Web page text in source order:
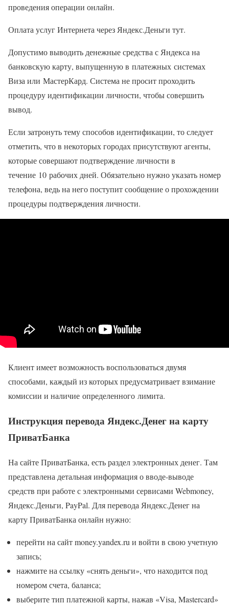
проведения операции онлайн.
Оплата услуг Интернета через Яндекс.Деньги тут.
Допустимо выводить денежные средства с Яндекса на
банковскую карту, выпущенную в платежных системах
Виза или МастерКард. Система не просит проходить
процедуру идентификации личности, чтобы совершить
вывод.
Если затронуть тему способов идентификации, то следует
отметить, что в некоторых городах присутствуют агенты,
которые совершают подтверждение личности в
течение 10 рабочих дней. Обязательно нужно указать номер
телефона, ведь на него поступит сообщение о прохождении
процедуры подтверждения личности.
Клиент имеет возможность воспользоваться двумя
способами, каждый из которых предусматривает взимание
комиссии и наличие определенного лимита.
Инструкция перевода Яндекс.Денег на карту
ПриватБанка
На сайте ПриватБанка, есть раздел электронных денег. Там
представлена детальная информация о вводе-выводе
средств при работе с электронными сервисами Webmoney,
Яндекс.Деньги, PayPal. Для перевода Яндекс.Денег на
карту ПриватБанка онлайн нужно:
перейти на сайт money.yandex.ru и войти в свою учетную
запись;
нажмите на ссылку «снять деньги», что находится под
номером счета, баланса;
выберите тип платежной карты, нажав «Visa, Mastercard»